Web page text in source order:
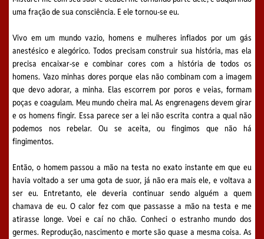
uma fração de sua consciência. E ele tornou-se eu.
Vivo em um mundo vazio, homens e mulheres inflados por um gás
anestésico e alegórico. Todos precisam construir sua história, mas ela
precisa encaixar-se e combinar cores com a história de todos os
homens. Vazo minhas dores porque elas não combinam com a imagem
que devo adorar, a minha. Elas escorrem por poros e veias, formam
poças e coagulam. Meu mundo cheira mal. As engrenagens devem girar
e os homens fingir. Essa parece ser a lei não escrita contra a qual não
podemos nos rebelar. Ou se aceita, ou fingimos que não há
fingimentos.
Então, o homem passou a mão na testa no exato instante em que eu
havia voltado a ser uma gota de suor, já não era mais ele, e voltava a
ser eu. Entretanto, ele deveria continuar sendo alguém a quem
chamava de eu. O calor fez com que passasse a mão na testa e me
atirasse longe. Voei e caí no chão. Conheci o estranho mundo dos
germes. Reprodução, nascimento e morte são quase a mesma coisa. As